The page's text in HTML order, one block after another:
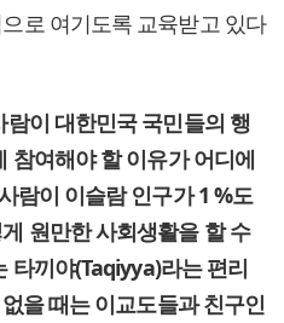
로 여기도록 교육받고 있다
이 대한민국 국민들의 행
참여해야 할 이유가 어디에
람이 이슬람 인구가 1 %도
원만한 사회생활을 할 수
타끼야(Taqiyya)라는 편리
을 때는 이교도들과 친구인